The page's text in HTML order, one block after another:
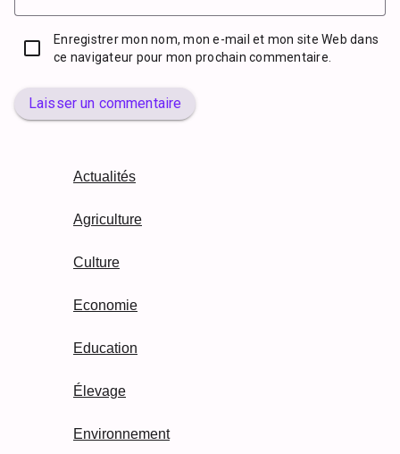
Enregistrer mon nom, mon e-mail et mon site Web dans
ce navigateur pour mon prochain commentaire.
Laisser un commentaire
Actualités
Agriculture
Culture
Economie
Education
Élevage
Environnement